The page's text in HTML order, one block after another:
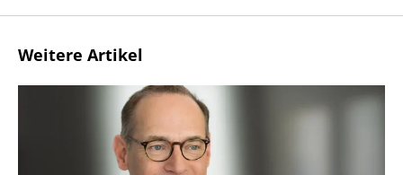
Weitere Artikel